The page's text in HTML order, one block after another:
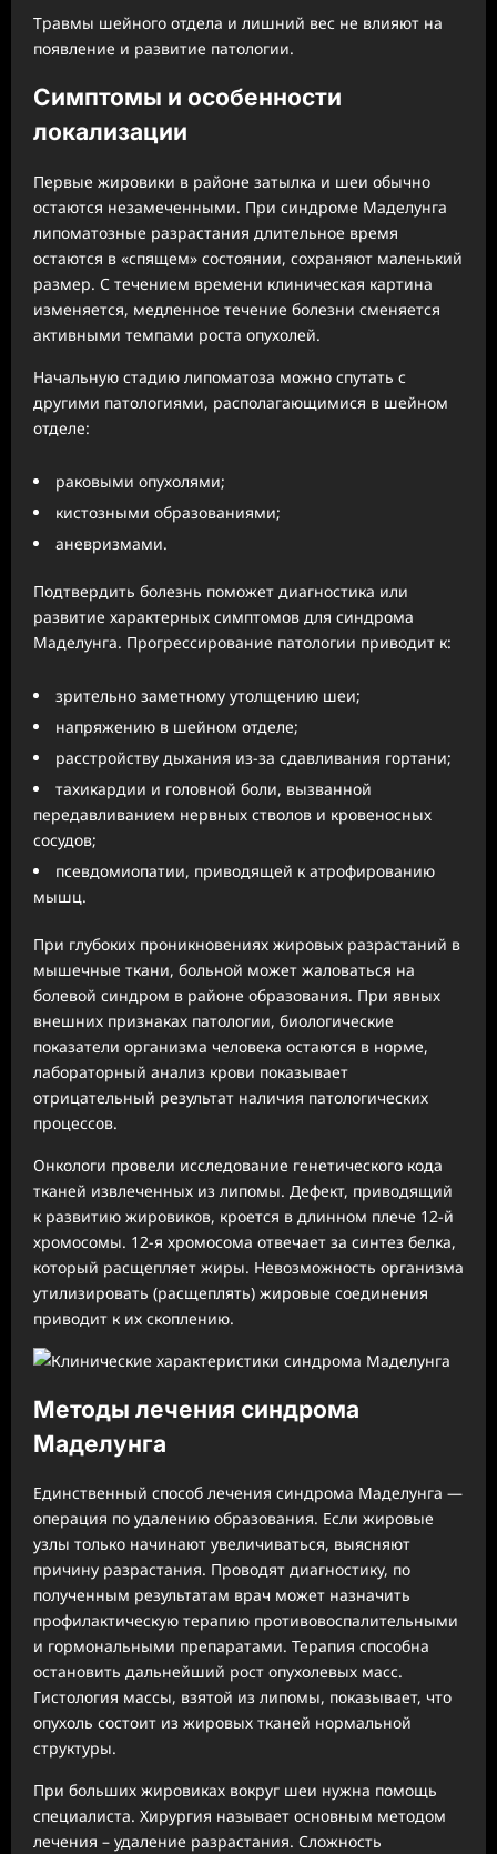
Травмы шейного отдела и лишний вес не влияют на
появление и развитие патологии.
Симптомы и особенности
локализации
Первые жировики в районе затылка и шеи обычно
остаются незамеченными. При синдроме Маделунга
липоматозные разрастания длительное время
остаются в «спящем» состоянии, сохраняют маленький
размер. С течением времени клиническая картина
изменяется, медленное течение болезни сменяется
активными темпами роста опухолей.
Начальную стадию липоматоза можно спутать с
другими патологиями, располагающимися в шейном
отделе:
раковыми опухолями;
кистозными образованиями;
аневризмами.
Подтвердить болезнь поможет диагностика или
развитие характерных симптомов для синдрома
Маделунга. Прогрессирование патологии приводит к:
зрительно заметному утолщению шеи;
напряжению в шейном отделе;
расстройству дыхания из-за сдавливания гортани;
тахикардии и головной боли, вызванной
передавливанием нервных стволов и кровеносных
сосудов;
псевдомиопатии, приводящей к атрофированию
мышц.
При глубоких проникновениях жировых разрастаний в
мышечные ткани, больной может жаловаться на
болевой синдром в районе образования. При явных
внешних признаках патологии, биологические
показатели организма человека остаются в норме,
лабораторный анализ крови показывает
отрицательный результат наличия патологических
процессов.
Онкологи провели исследование генетического кода
тканей извлеченных из липомы. Дефект, приводящий
к развитию жировиков, кроется в длинном плече 12-й
хромосомы. 12-я хромосома отвечает за синтез белка,
который расщепляет жиры. Невозможность организма
утилизировать (расщеплять) жировые соединения
приводит к их скоплению.
Методы лечения синдрома
Маделунга
Единственный способ лечения синдрома Маделунга —
операция по удалению образования. Если жировые
узлы только начинают увеличиваться, выясняют
причину разрастания. Проводят диагностику, по
полученным результатам врач может назначить
профилактическую терапию противовоспалительными
и гормональными препаратами. Терапия способна
остановить дальнейший рост опухолевых масс.
Гистология массы, взятой из липомы, показывает, что
опухоль состоит из жировых тканей нормальной
структуры.
При больших жировиках вокруг шеи нужна помощь
специалиста. Хирургия называет основным методом
лечения – удаление разрастания. Сложность